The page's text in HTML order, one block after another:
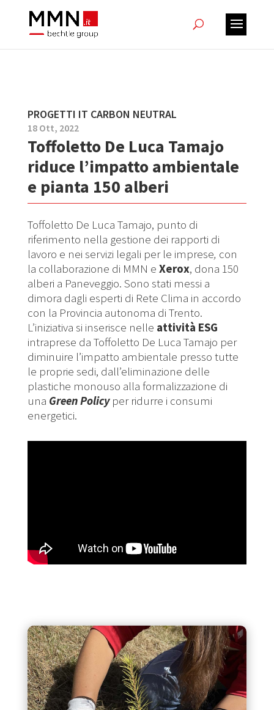
PROGETTI IT CARBON NEUTRAL
18 Ott, 2022
Toffoletto De Luca Tamajo
riduce l’impatto ambientale
e pianta 150 alberi
Toffoletto De Luca Tamajo, punto di
riferimento nella gestione dei rapporti di
lavoro e nei servizi legali per le imprese, con
la collaborazione di MMN e Xerox, dona 150
alberi a Paneveggio. Sono stati messi a
dimora dagli esperti di Rete Clima in accordo
con la Provincia autonoma di Trento.
L’iniziativa si inserisce nelle attività ESG
intraprese da Toffoletto De Luca Tamajo per
diminuire l’impatto ambientale presso tutte
le proprie sedi, dall’eliminazione delle
plastiche monouso alla formalizzazione di
una Green Policy per ridurre i consumi
energetici.